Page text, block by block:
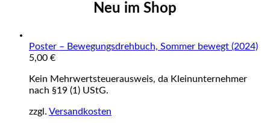
Neu im Shop
Poster – Bewegungsdrehbuch, Sommer bewegt (2024)
5,00 €
Kein Mehrwertsteuerausweis, da Kleinunternehmer
nach §19 (1) UStG.
zzgl. Versandkosten